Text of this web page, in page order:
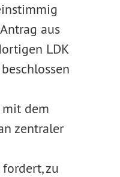
aus
LDK
dem
zentraler
zu